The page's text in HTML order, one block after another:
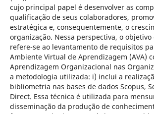
cujo principal papel é desenvolver as
qualificação de seus colaboradores,
estratégica e, consequentemente, o
organização. Nessa perspectiva, o
refere-se ao levantamento de requisitos
Ambiente Virtual de Aprendizagem (AVA)
Aprendizagem Organizacional nas
a metodologia utilizada: i) inclui a
bibliometria nas bases de dados Scopus,
Direct. Essa técnica é utilizada para
disseminação da produção de